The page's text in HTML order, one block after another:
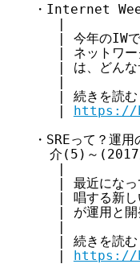
・Internet
   |
| 今年のIWで
| ネットワー
| は、どんな
   |
| 続きを読
   |
https://
・SREって？運
介(5)～
   |
| 最近になっ
| 唱する新し
| が運用と開
   |
| 続きを読
   |
https://